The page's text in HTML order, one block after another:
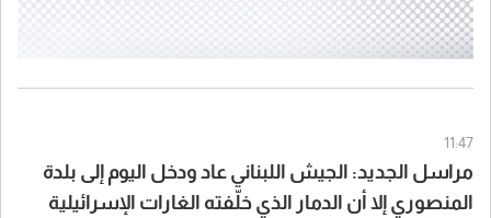
11:47
مراسل الجديد: الجيش اللبناني عاد ودخل اليوم إلى بلدة
المنصوري إلا أن الدمار الذي خلّفته الغارات الإسرائيلية